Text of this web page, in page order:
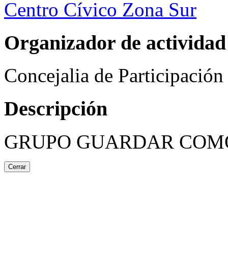
Centro Cívico Zona Sur
Organizador de actividad
Concejalia de
Descripción
GRUPO GUARDAR
Cerrar